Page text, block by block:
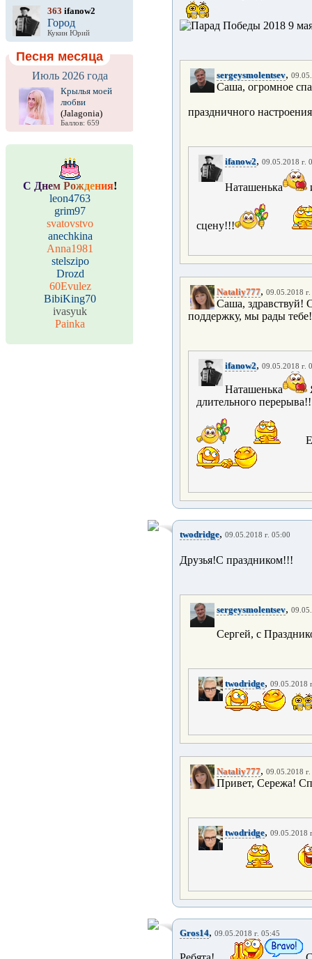
363 ifanow2
Город
Кукин Юрий
Песня месяца
Июль 2026 года
Крылья моей
любви
(Jalagonia)
Баллов: 659
С Днем Рождения!
leon4763
grim97
svatovstvo
anechkina
Anna1981
stelszipo
Drozd
60Evulez
BibiKing70
ivasyuk
Painka
sergeysmolentsev,
Саша, огромное
праздничного
ifanow2, 09.05.2018 г.
Наташенька
сцену!!!
Nataliy777, 09.05.2018
Саша, здравствуй!
поддержку, мы рады тебе!
ifanow2, 09.05.2018 г.
Наташенька
длительного
twodridge, 09.05.2018 г. 05:00
Друзья!С праздником!!!
sergeysmolentsev,
Сергей, с
twodridge, 09.05.2018
Nataliy777, 09.05.2018
Привет, Сережа!
twodridge, 09.05.2018
Gros14, 09.05.2018 г. 05:45